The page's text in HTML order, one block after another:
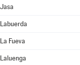
Jasa
Labuerda
La Fueva
Laluenga